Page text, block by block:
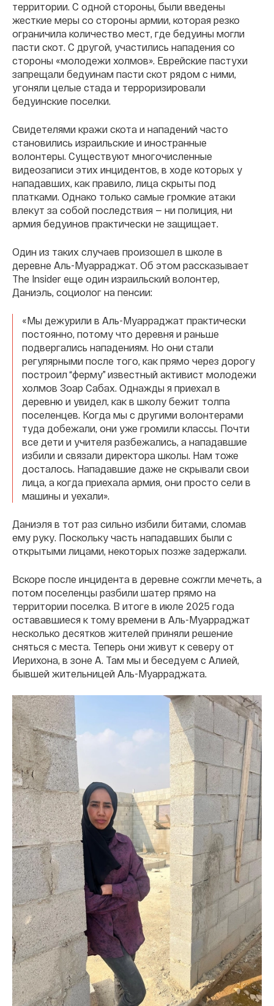
территории. С одной стороны, были введены
жесткие меры со стороны армии, которая резко
ограничила количество мест, где бедуины могли
пасти скот. С другой, участились нападения со
стороны «молодежи холмов». Еврейские пастухи
запрещали бедуинам пасти скот рядом с ними,
угоняли целые стада и терроризировали
бедуинские поселки.
Свидетелями кражи скота и нападений часто
становились израильские и иностранные
волонтеры. Существуют многочисленные
видеозаписи этих инцидентов, в ходе которых у
нападавших, как правило, лица скрыты под
платками. Однако только самые громкие атаки
влекут за собой последствия — ни полиция, ни
армия бедуинов практически не защищает.
Один из таких случаев произошел в школе в
деревне Аль-Муарраджат. Об этом рассказывает
The Insider еще один израильский волонтер,
Даниэль, социолог на пенсии:
«Мы дежурили в Аль-Муарраджат практически
постоянно, потому что деревня и раньше
подвергались нападениям. Но они стали
регулярными после того, как прямо через дорогу
построил “ферму” известный активист молодежи
холмов Зоар Сабах. Однажды я приехал в
деревню и увидел, как в школу бежит толпа
поселенцев. Когда мы с другими волонтерами
туда добежали, они уже громили классы. Почти
все дети и учителя разбежались, а нападавшие
избили и связали директора школы. Нам тоже
досталось. Нападавшие даже не скрывали свои
лица, а когда приехала армия, они просто сели в
машины и уехали».
Даниэля в тот раз сильно избили битами, сломав
ему руку. Поскольку часть нападавших были с
открытыми лицами, некоторых позже задержали.
Вскоре после инцидента в деревне сожгли мечеть, а
потом поселенцы разбили шатер прямо на
территории поселка. В итоге в июле 2025 года
остававшиеся к тому времени в Аль-Муарраджат
несколько десятков жителей приняли решение
сняться с места. Теперь они живут к северу от
Иерихона, в зоне А. Там мы и беседуем с Алией,
бывшей жительницей Аль-Муарраджата.